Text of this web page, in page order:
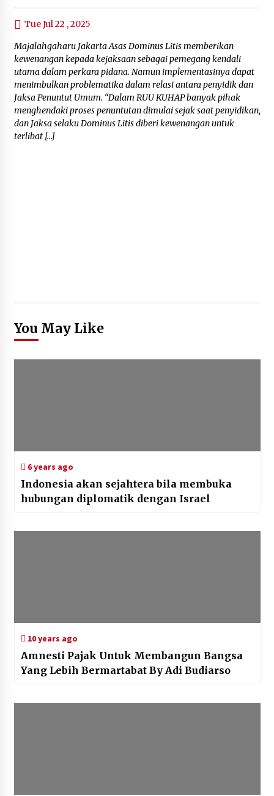
Tue Jul 22 , 2025
Majalahgaharu Jakarta Asas Dominus Litis memberikan
kewenangan kepada kejaksaan sebagai pemegang kendali
utama dalam perkara pidana. Namun implementasinya dapat
menimbulkan problematika dalam relasi antara penyidik dan
Jaksa Penuntut Umum. “Dalam RUU KUHAP banyak pihak
menghendaki proses penuntutan dimulai sejak saat penyidikan,
dan Jaksa selaku Dominus Litis diberi kewenangan untuk
terlibat […]
You May Like
6 years ago
Indonesia akan sejahtera bila membuka
hubungan diplomatik dengan Israel
10 years ago
Amnesti Pajak Untuk Membangun Bangsa
Yang Lebih Bermartabat By Adi Budiarso